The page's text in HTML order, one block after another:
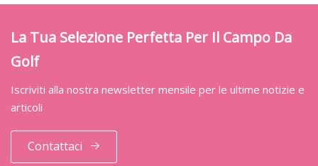
La Tua Selezione Perfetta Per Il Campo Da
Golf
Iscriviti alla nostra newsletter mensile per le ultime notizie e
articoli
Contattaci